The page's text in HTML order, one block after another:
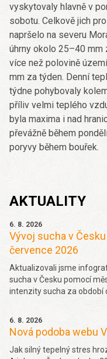
vyskytovaly hlavně v
sobotu. Celkově jich
napršelo na severu
úhrny okolo 25–40 mm
více než polovině
mm za týden. Denní
týdne pohybovaly
příliv velmi teplého
byla maxima i nad
převážně během
poryvy během bouřek.
AKTUALITY
6. 8. 2026
Vývoj sucha v
července 2026
Aktualizovali jsme
sucha v Česku pomocí
intenzity sucha za období
6. 8. 2026
Nová podoba webu
Jak silný tepelný stres